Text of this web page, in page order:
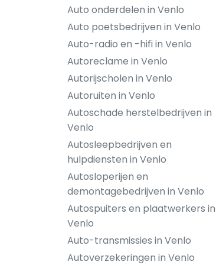
Auto onderdelen in Venlo
Auto poetsbedrijven in Venlo
Auto-radio en -hifi in Venlo
Autoreclame in Venlo
Autorijscholen in Venlo
Autoruiten in Venlo
Autoschade herstelbedrijven in
Venlo
Autosleepbedrijven en
hulpdiensten in Venlo
Autosloperijen en
demontagebedrijven in Venlo
Autospuiters en plaatwerkers in
Venlo
Auto-transmissies in Venlo
Autoverzekeringen in Venlo